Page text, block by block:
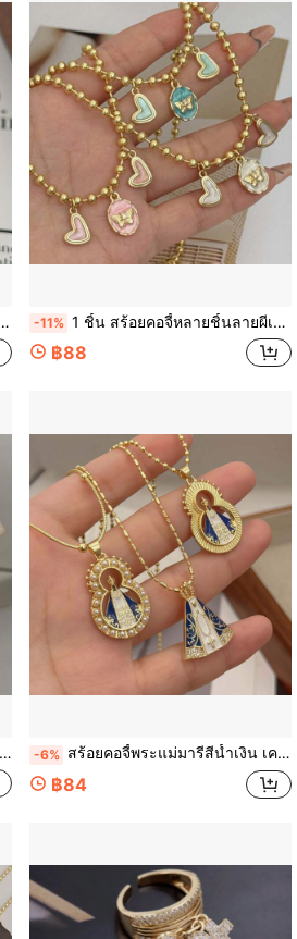
-11% 1 ชิ้น สร้อยคอจี้หลายชิ้นลายผีเสื้อ + หัวใจเคลือบอีนาเมลน่ารักสบายๆ เหมาะสำหรับสวมใส่ประจำวัน/ของขวัญวันหยุดสำหรับผู้หญิง
฿88
-6% สร้อยคอจี้พระแม่มารีสีน้ำเงิน เครื่องประดับศาสนาแบบสบายๆ สำหรับผู้หญิง เหมาะสำหรับผู้เชื่อคริสต์ศาสนาสวมใส่ประจำวัน/ของขวัญเสน่ห์วันหยุด
฿84